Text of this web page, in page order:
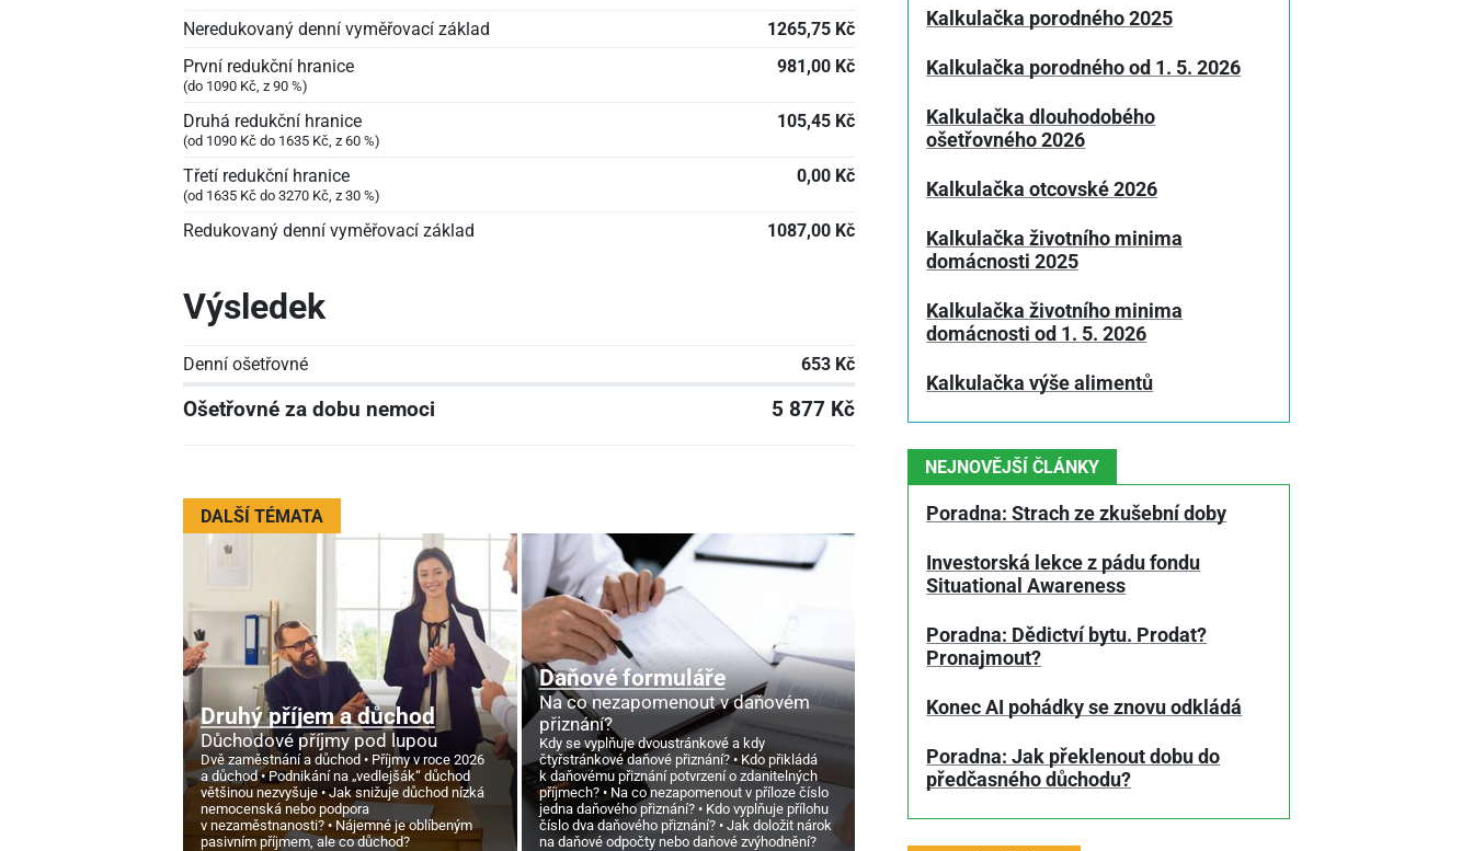
Neredukovaný denní vyměřovací základ
1265,75 Kč
První redukční hranice
(do 1090 Kč, z 90 %)
981,00 Kč
Druhá redukční hranice
(od 1090 Kč do 1635 Kč, z 60 %)
105,45 Kč
Třetí redukční hranice
(od 1635 Kč do 3270 Kč, z 30 %)
0,00 Kč
Redukovaný denní vyměřovací základ 1087,00 Kč
Výsledek
Denní ošetřovné 653 Kč
Ošetřovné za dobu nemoci 5 877 Kč
DALŠÍ TÉMATA
Druhý příjem a důchod
Důchodové příjmy pod lupou
Dvě zaměstnání a důchod
Příjmy v roce 2026
a důchod
Podnikání na „vedlejšák“ důchod
většinou nezvyšuje
Jak snižuje důchod nízká
nemocenská nebo podpora
v nezaměstnanosti?
Nájemné je oblíbeným
pasivním příjmem, ale co důchod?
Daňové formuláře
Na co nezapomenout v daňovém
přiznání?
Kdy se vyplňuje dvoustránkové a kdy
čtyřstránkové daňové přiznání?
Kdo přikládá
k daňovému přiznání potvrzení o zdanitelných
příjmech?
Na co nezapomenout v příloze číslo
jedna daňového přiznání?
Kdo vyplňuje přílohu
číslo dva daňového přiznání?
Jak doložit nárok
na daňové odpočty nebo daňové zvýhodnění?
Kalkulačka porodného 2025
Kalkulačka porodného od 1. 5. 2026
Kalkulačka dlouhodobého
ošetřovného 2026
Kalkulačka otcovské 2026
Kalkulačka životního minima
domácnosti 2025
Kalkulačka životního minima
domácnosti od 1. 5. 2026
Kalkulačka výše alimentů
NEJNOVĚJŠÍ ČLÁNKY
Poradna: Strach ze zkušební doby
Investorská lekce z pádu fondu
Situational Awareness
Poradna: Dědictví bytu. Prodat?
Pronajmout?
Konec AI pohádky se znovu odkládá
Poradna: Jak překlenout dobu do
předčasného důchodu?